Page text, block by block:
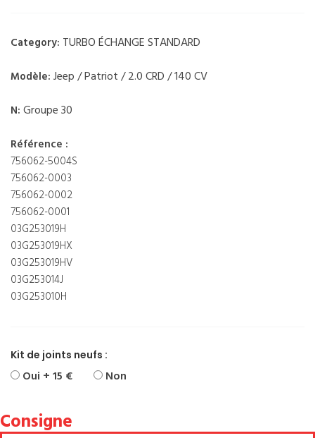
Category: TURBO ÉCHANGE STANDARD
Modèle: Jeep / Patriot / 2.0 CRD / 140 CV
N: Groupe 30
Référence :
756062-5004S
756062-0003
756062-0002
756062-0001
03G253019H
03G253019HX
03G253019HV
03G253014J
03G253010H
Kit de joints neufs :
Oui + 15 € Non
Consigne